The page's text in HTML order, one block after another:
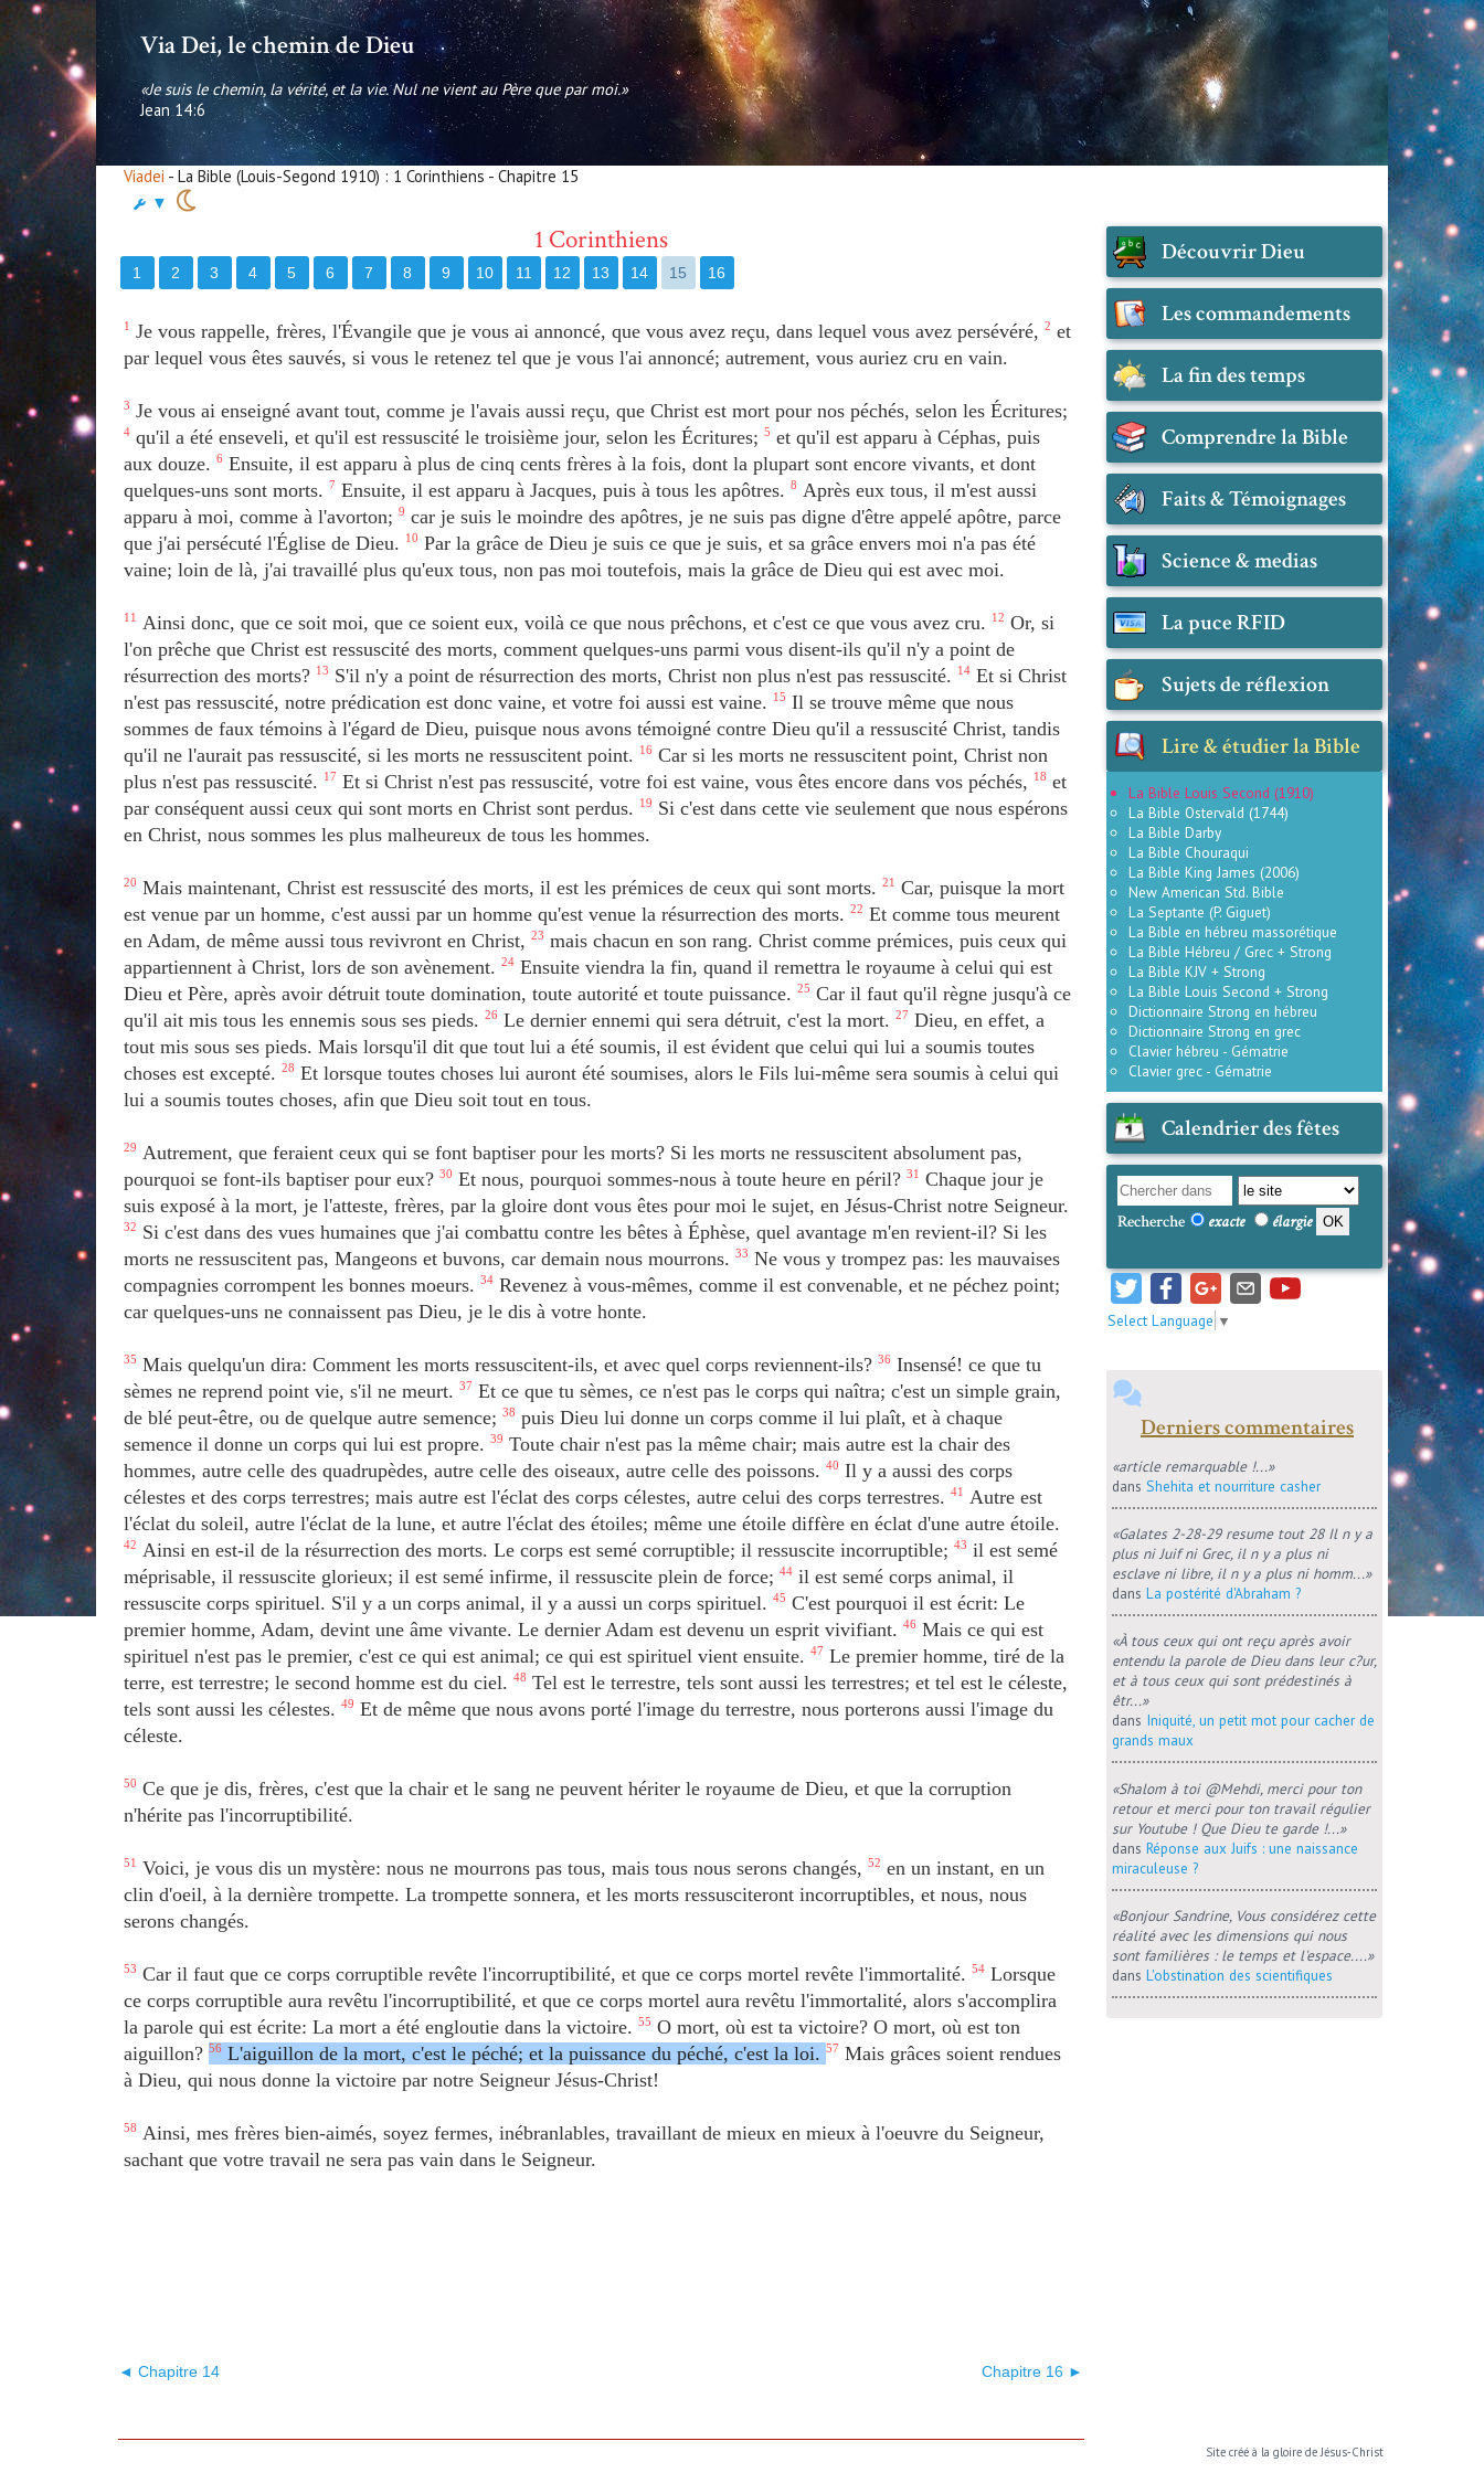
Via Dei, le chemin de Dieu
«Je suis le chemin, la vérité, et la vie. Nul ne vient au Père que par moi.»
Jean 14:6
Viadei - La Bible (Louis-Segond 1910) : 1 Corinthiens - Chapitre 15
▼
1 Corinthiens
1 2 3 4 5 6 7 8 9 10 11 12 13 14 15 16
1 Je vous rappelle, frères, l'Évangile que je vous ai annoncé, que vous avez reçu, dans lequel vous avez persévéré, 2 et
par lequel vous êtes sauvés, si vous le retenez tel que je vous l'ai annoncé; autrement, vous auriez cru en vain.
3 Je vous ai enseigné avant tout, comme je l'avais aussi reçu, que Christ est mort pour nos péchés, selon les Écritures;
4 qu'il a été enseveli, et qu'il est ressuscité le troisième jour, selon les Écritures; 5 et qu'il est apparu à Céphas, puis
aux douze. 6 Ensuite, il est apparu à plus de cinq cents frères à la fois, dont la plupart sont encore vivants, et dont
quelques-uns sont morts. 7 Ensuite, il est apparu à Jacques, puis à tous les apôtres. 8 Après eux tous, il m'est aussi
apparu à moi, comme à l'avorton; 9 car je suis le moindre des apôtres, je ne suis pas digne d'être appelé apôtre, parce
que j'ai persécuté l'Église de Dieu.
10 Par la grâce de Dieu je suis ce que je suis, et sa grâce envers moi n'a pas été
vaine; loin de là, j'ai travaillé plus qu'eux tous, non pas moi toutefois, mais la grâce de Dieu qui est avec moi.
11 Ainsi donc, que ce soit moi, que ce soient eux, voilà ce que nous prêchons, et c'est ce que vous avez cru. 12 Or, si
l'on prêche que Christ est ressuscité des morts, comment quelques-uns parmi vous disent-ils qu'il n'y a point de
résurrection des morts? 13 S'il n'y a point de résurrection des morts, Christ non plus n'est pas ressuscité. 14 Et si Christ
n'est pas ressuscité, notre prédication est donc vaine, et votre foi aussi est vaine.
15 Il se trouve même que nous
sommes de faux témoins à l'égard de Dieu, puisque nous avons témoigné contre Dieu qu'il a ressuscité Christ, tandis
qu'il ne l'aurait pas ressuscité, si les morts ne ressuscitent point.
16 Car si les morts ne ressuscitent point, Christ non
plus n'est pas ressuscité.
17 Et si Christ n'est pas ressuscité, votre foi est vaine, vous êtes encore dans vos péchés, 18 et
par conséquent aussi ceux qui sont morts en Christ sont perdus.
19
Si c'est dans cette vie seulement que nous espérons
en Christ, nous sommes les plus malheureux de tous les hommes.
20 Mais maintenant, Christ est ressuscité des morts, il est les prémices de ceux qui sont morts. 21
Car, puisque la mort
est venue par un homme, c'est aussi par un homme qu'est venue la résurrection des morts. 22 Et comme tous meurent
en Adam, de même aussi tous revivront en Christ, 23 mais chacun en son rang. Christ comme prémices, puis ceux qui
appartiennent à Christ, lors de son avènement. 24 Ensuite viendra la fin, quand il remettra le royaume à celui qui est
Dieu et Père, après avoir détruit toute domination, toute autorité et toute puissance. 25 Car il faut qu'il règne jusqu'à ce
qu'il ait mis tous les ennemis sous ses pieds. 26 Le dernier ennemi qui sera détruit, c'est la mort. 27 Dieu, en effet, a
tout mis sous ses pieds. Mais lorsqu'il dit que tout lui a été soumis, il est évident que celui qui lui a soumis toutes
choses est excepté. 28 Et lorsque toutes choses lui auront été soumises, alors le Fils lui-même sera soumis à celui qui
lui a soumis toutes choses, afin que Dieu soit tout en tous.
29 Autrement, que feraient ceux qui se font baptiser pour les morts? Si les morts ne ressuscitent absolument pas,
pourquoi se font-ils baptiser pour eux? 30 Et nous, pourquoi sommes-nous à toute heure en péril? 31
Chaque jour je
suis exposé à la mort, je l'atteste, frères, par la gloire dont vous êtes pour moi le sujet, en Jésus-Christ notre Seigneur.
32
Si c'est dans des vues humaines que j'ai combattu contre les bêtes à Éphèse, quel avantage m'en revient-il? Si les
morts ne ressuscitent pas, Mangeons et buvons, car demain nous mourrons. 33 Ne vous y trompez pas: les mauvaises
compagnies corrompent les bonnes moeurs. 34 Revenez à vous-mêmes, comme il est convenable, et ne péchez point;
car quelques-uns ne connaissent pas Dieu, je le dis à votre honte.
35 Mais quelqu'un dira: Comment les morts ressuscitent-ils, et avec quel corps reviennent-ils? 36 Insensé! ce que tu
sèmes ne reprend point vie, s'il ne meurt. 37 Et ce que tu sèmes, ce n'est pas le corps qui naîtra; c'est un simple grain,
de blé peut-être, ou de quelque autre semence; 38 puis Dieu lui donne un corps comme il lui plaît, et à chaque
semence il donne un corps qui lui est propre. 39 Toute chair n'est pas la même chair; mais autre est la chair des
hommes, autre celle des quadrupèdes, autre celle des oiseaux, autre celle des poissons. 40 Il y a aussi des corps
célestes et des corps terrestres; mais autre est l'éclat des corps célestes, autre celui des corps terrestres. 41
Autre est
l'éclat du soleil, autre l'éclat de la lune, et autre l'éclat des étoiles; même une étoile diffère en éclat d'une autre étoile.
42 Ainsi en est-il de la résurrection des morts. Le corps est semé corruptible; il ressuscite incorruptible; 43 il est semé
méprisable, il ressuscite glorieux; il est semé infirme, il ressuscite plein de force; 44 il est semé corps animal, il
ressuscite corps spirituel. S'il y a un corps animal, il y a aussi un corps spirituel. 45 C'est pourquoi il est écrit: Le
premier homme, Adam, devint une âme vivante. Le dernier Adam est devenu un esprit vivifiant. 46 Mais ce qui est
spirituel n'est pas le premier, c'est ce qui est animal; ce qui est spirituel vient ensuite. 47 Le premier homme, tiré de la
terre, est terrestre; le second homme est du ciel. 48 Tel est le terrestre, tels sont aussi les terrestres; et tel est le céleste,
tels sont aussi les célestes. 49 Et de même que nous avons porté l'image du terrestre, nous porterons aussi l'image du
céleste.
50 Ce que je dis, frères, c'est que la chair et le sang ne peuvent hériter le royaume de Dieu, et que la corruption
n'hérite pas l'incorruptibilité.
51 Voici, je vous dis un mystère: nous ne mourrons pas tous, mais tous nous serons changés, 52 en un instant, en un
clin d'oeil, à la dernière trompette. La trompette sonnera, et les morts ressusciteront incorruptibles, et nous, nous
serons changés.
53 Car il faut que ce corps corruptible revête l'incorruptibilité, et que ce corps mortel revête l'immortalité. 54 Lorsque
ce corps corruptible aura revêtu l'incorruptibilité, et que ce corps mortel aura revêtu l'immortalité, alors s'accomplira
la parole qui est écrite: La mort a été engloutie dans la victoire. 55 O mort, où est ta victoire? O mort, où est ton
aiguillon? 56 L'aiguillon de la mort, c'est le péché; et la puissance du péché, c'est la loi. 57 Mais grâces soient rendues
à Dieu, qui nous donne la victoire par notre Seigneur Jésus-Christ!
58 Ainsi, mes frères bien-aimés, soyez fermes, inébranlables, travaillant de mieux en mieux à l'oeuvre du Seigneur,
sachant que votre travail ne sera pas vain dans le Seigneur.
◄ Chapitre 14 Chapitre 16 ►
Découvrir Dieu
Les commandements
La fin des temps
Comprendre la Bible
Faits & Témoignages
Science & medias
La puce RFID
Sujets de réflexion
Lire & étudier la Bible
La Bible Louis Second (1910)
La Bible Ostervald (1744)
La Bible Darby
La Bible Chouraqui
La Bible King James (2006)
New American Std. Bible
La Septante (P. Giguet)
La Bible en hébreu massorétique
La Bible Hébreu / Grec + Strong
La Bible KJV + Strong
La Bible Louis Second + Strong
Dictionnaire Strong en hébreu
Dictionnaire Strong en grec
Clavier hébreu - Gématrie
Clavier grec - Gématrie
Calendrier des fêtes
Recherche exacte élargie
Select Language ▼
Derniers commentaires
«article remarquable !...»
dans Shehita et nourriture casher
«Galates 2-28-29 resume tout 28 Il n y a
plus ni Juif ni Grec, il n y a plus ni
esclave ni libre, il n y a plus ni homm...»
dans La postérité d'Abraham ?
«À tous ceux qui ont reçu après avoir
entendu la parole de Dieu dans leur c?ur,
et à tous ceux qui sont prédestinés à
êtr...»
dans Iniquité, un petit mot pour cacher de
grands maux
«Shalom à toi @Mehdi, merci pour ton
retour et merci pour ton travail régulier
sur Youtube ! Que Dieu te garde !...»
dans Réponse aux Juifs : une naissance
miraculeuse ?
«Bonjour Sandrine, Vous considérez cette
réalité avec les dimensions qui nous
sont familières : le temps et l'espace....»
dans L'obstination des scientifiques
Site créé à la gloire de Jésus-Christ